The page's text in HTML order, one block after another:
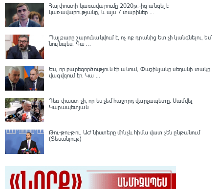
Հայփոստի կառավարումը 2020թ.-ից անցել է
կառավարությանը, և այս 7 տարիներ ...
Պայքարը շարունակվում է, ոչ ոք դրանից ետ չի կանգնելու, ես՝
նույնպես․ Գա ...
Ես, որ բարեգործություն էի անում, Փաշինյանը սեղանի տակը
վազվզում էր․ Կա ...
Դեռ փաստ չի, որ ես չեմ հաջորդ վարչապետը․ Սամվել
Կարապետյան
Թու-թու-թու, ԱԺ նիստերը մինչև հիմա վատ չեն ընթանում
(Տեսանյութ)